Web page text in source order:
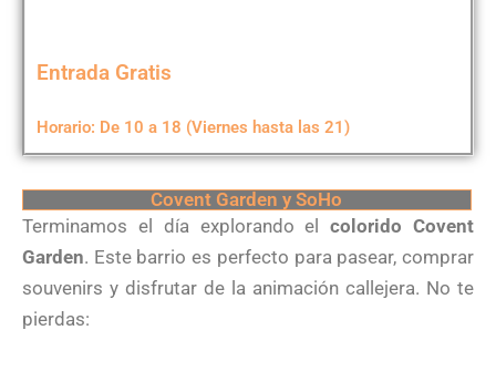
Entrada Gratis
Horario: De 10 a 18 (Viernes hasta las 21)
Covent Garden y SoHo
Terminamos el día explorando elcolorido Covent
Garden. Este barrio es perfecto para pasear, comprar
souvenirs y disfrutar de la animación callejera. No te
pierdas: